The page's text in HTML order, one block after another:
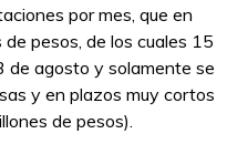
por mes, que en
pesos, de los cuales 15
de agosto y solamente se
y en plazos muy cortos
de pesos).